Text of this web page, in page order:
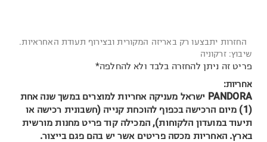
החזרות יתבצעו רק באריזה המקורית ובצירוף תעודת האחראיות.
שיבוץ: זרקוניה
פריט זה ניתן להחזרה בלבד ולא להחלפה*
אחריות:
PANDORA ישראל מעניקה אחריות למוצרים במשך שנה אחת
(1) מיום הרכישה בכפוף להוכחת קנייה (חשבונית רכישה או
תיעוד במועדון הלקוחות), המכילה קוד פריט מחנות מורשית
בארץ. האחריות מכסה פריטים אשר יש בהם פגם בייצור.